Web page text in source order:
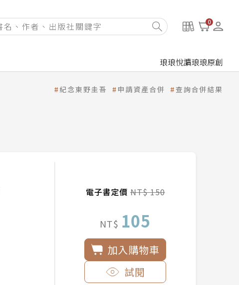
0
琅琅悅讀琅琅原創
紀念東野圭吾 申請資產合併 查詢合併結果
電子書定價NT$ 150
NT$ 105
加入購物車
試閱